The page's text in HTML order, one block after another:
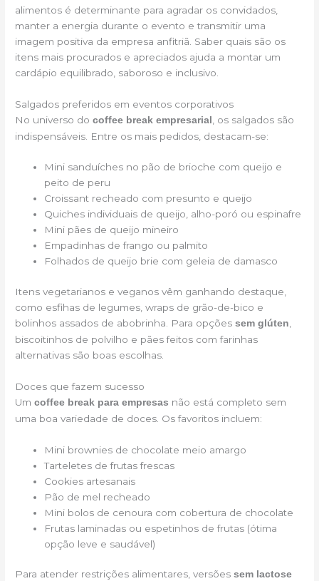
alimentos é determinante para agradar os convidados,
manter a energia durante o evento e transmitir uma
imagem positiva da empresa anfitriã. Saber quais são os
itens mais procurados e apreciados ajuda a montar um
cardápio equilibrado, saboroso e inclusivo.
Salgados preferidos em eventos corporativos
No universo docoffee break empresarial , os salgados são
indispensáveis. Entre os mais pedidos, destacam-se:
Mini sanduíches no pão de brioche com queijo e
peito de peru
Croissant recheado com presunto e queijo
Quiches individuais de queijo, alho-poró ou espinafre
Mini pães de queijo mineiro
Empadinhas de frango ou palmito
Folhados de queijo brie com geleia de damasco
Itens vegetarianos e veganos vêm ganhando destaque,
como esfihas de legumes, wraps de grão-de-bico e
bolinhos assados de abobrinha. Para opçõessem glúten
biscoitinhos de polvilho e pães feitos com farinhas
alternativas são boas escolhas.
Doces que fazem sucesso
Umcoffee break para empresas não está completo sem
uma boa variedade de doces. Os favoritos incluem:
Mini brownies de chocolate meio amargo
Tarteletes de frutas frescas
Cookies artesanais
Pão de mel recheado
Mini bolos de cenoura com cobertura de chocolate
Frutas laminadas ou espetinhos de frutas (ótima
opção leve e saudável)
Para atender restrições alimentares, versõessem lactose